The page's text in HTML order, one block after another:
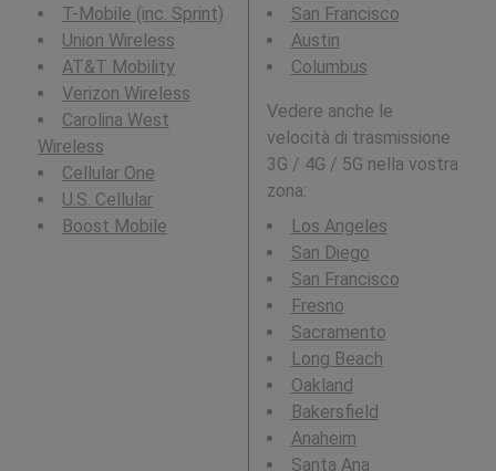
T-Mobile (inc. Sprint)
Union Wireless
AT&T Mobility
Verizon Wireless
Carolina West
Wireless
Cellular One
U.S. Cellular
Boost Mobile
San Francisco
Austin
Columbus
Vedere anche le
velocità di trasmissione
3G / 4G / 5G nella vostra
zona:
Los Angeles
San Diego
San Francisco
Fresno
Sacramento
Long Beach
Oakland
Bakersfield
Anaheim
Santa Ana